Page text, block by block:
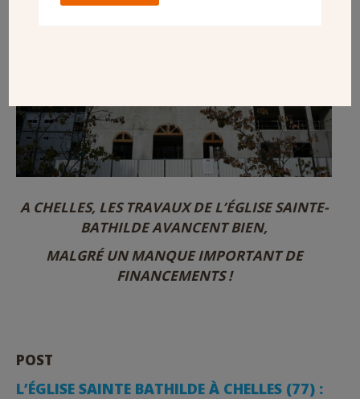
A CHELLES, LES TRAVAUX DE L’ÉGLISE SAINTE-
BATHILDE AVANCENT BIEN,
MALGRÉ UN MANQUE IMPORTANT DE
FINANCEMENTS !
POST
L’ÉGLISE SAINTE BATHILDE À CHELLES (77) :